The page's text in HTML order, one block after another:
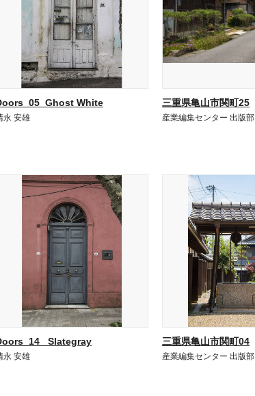
White
永 安雄
三重県亀山市関町25
産業編集センター 出版部
Slategray
永 安雄
三重県亀山市関町04
産業編集センター 出版部